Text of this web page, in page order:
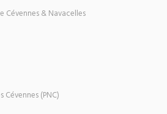
Cévennes & Navacelles
Cévennes (PNC)